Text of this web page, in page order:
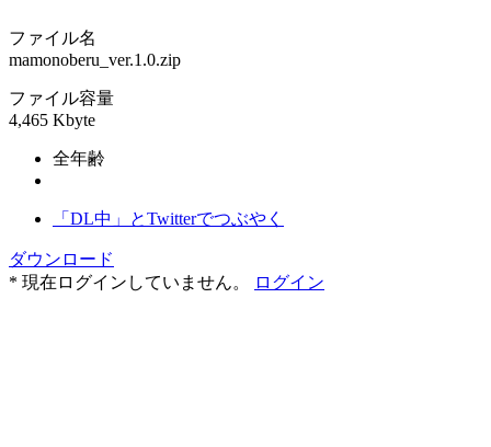
ファイル名
mamonoberu_ver.1.0.zip
ファイル容量
4,465 Kbyte
全年齢
「DL中」とTwitterでつぶやく
ダウンロード
* 現在ログインしていません。
ログイン